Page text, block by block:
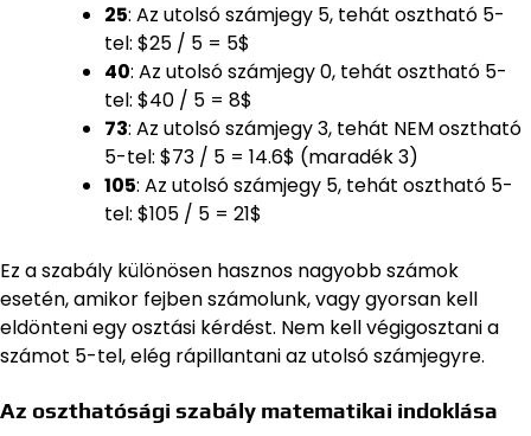
25: Az utolsó számjegy 5, tehát osztható 5-
tel: $25 / 5 = 5$
40: Az utolsó számjegy 0, tehát osztható 5-
tel: $40 / 5 = 8$
73: Az utolsó számjegy 3, tehát NEM osztható
5-tel: $73 / 5 = 14.6$ (maradék 3)
105: Az utolsó számjegy 5, tehát osztható 5-
tel: $105 / 5 = 21$
Ez a szabály különösen hasznos nagyobb számok
esetén, amikor fejben számolunk, vagy gyorsan kell
eldönteni egy osztási kérdést. Nem kell végigosztani a
számot 5-tel, elég rápillantani az utolsó számjegyre.
Az oszthatósági szabály matematikai indoklása